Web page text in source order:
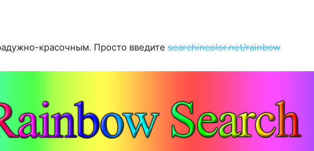
красочным. Просто введите searchincolor.net/rainbow